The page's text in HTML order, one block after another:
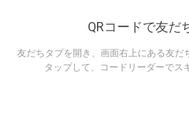
QRコードで友だ
友だちタブを開き、画面右上にある友だ
タップして、コードリーダーでス